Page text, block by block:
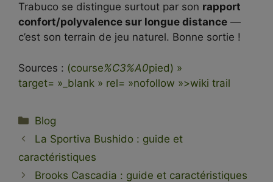
Trabuco se distingue surtout par son rapport
confort/polyvalence sur longue distance —
c’est son terrain de jeu naturel. Bonne sortie !
Sources : (course%C3%A0pied) »
target= »_blank » rel= »nofollow »>wiki trail
Catégories
Blog
La Sportiva Bushido : guide et
caractéristiques
Brooks Cascadia : guide et caractéristiques